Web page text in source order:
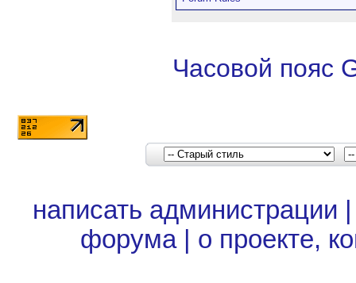
Часовой пояс
написать администрации
форума| о проекте,